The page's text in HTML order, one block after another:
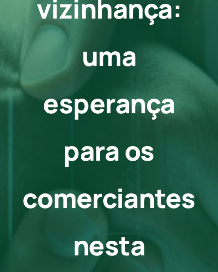
Contatovizinhança:
uma
esperança
para os
comerciantes
nesta